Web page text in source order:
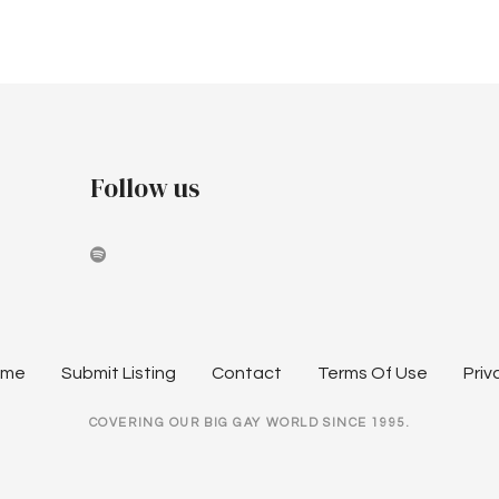
Follow us
Submit Listing Contact Terms Of Use
COVERING OUR BIG GAY WORLD SINCE 1995.